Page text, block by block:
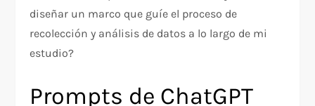
diseñar un marco que guíe el proceso de
recolección y análisis de datos a lo largo de mi
estudio?
Prompts de ChatGPT